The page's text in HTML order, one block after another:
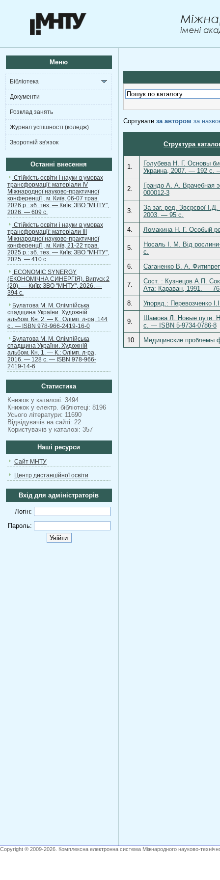
Меню
Бібліотека
Документи
Розклад занять
Журнал успішності (коледж)
Зворотній зв'язок
Останні внесення
Стійкість освіти і науки в умовах
трансформації: матеріали ІV
Міжнародної науково-практичної
конференції , м. Київ, 06-07 трав.
2026 р.: зб. тез. — Київ: ЗВО "МНТУ",
2026. — 609 с.
Стійкість освіти і науки в умовах
трансформації: матеріали ІІІ
Міжнародної науково-практичної
конференції , м. Київ, 21-22 трав.
2025 р.: зб. тез. — Київ: ЗВО "МНТУ",
2025. — 410 с.
ECONOMIC SYNERGY
(ЕКОНОМІЧНА СИНЕРГІЯ). Випуск 2
(20). — Київ: ЗВО "МНТУ", 2026. —
394 с.
Булатова М. М. Олімпійська
спадщина України. Художній
альбом. Кн. 2. — К.: Олімп. л-ра, 144
с.. — ISBN 978-966-2419-16-0
Булатова М. М. Олімпійська
спадщина України. Художній
альбом. Кн. 1. — К.: Олімп. л-ра,
2016. — 128 с. — ISBN 978-966-
2419-14-6
Статистика
Книжок у каталозі: 3494
Книжок у електр. бібліотеці: 8196
Усього літератури: 11690
Відвідувачів на сайті: 22
Користувачів у каталозі: 357
Наші ресурси
Сайт МНТУ
Центр дистанційної освіти
Вхід для адміністраторів
Логін:
Пароль:
Сортувати за автором за
Структура
1.
Голубева Н. Г. Основы
Украина, 2007. — 192 с.
2.
Грандо А. А. Врачебная
000012-3
3.
За заг. ред. Звєрєвої
2003. — 95 с.
4.
Ломакина Н. Г. Особый
5.
Носаль І. М. Від
c.
6.
Саганенко В. А.
7.
Сост. : Кузнецов А.П.
Ата: Караван, 1991. —
8.
Упоряд.: Перевозченко
9.
Шамова Л. Новые пути.
с. — ISBN 5-9734-0786-8
10.
Медицинские проблемы
Copyright ® 2009-2026. Комплексна електронна система Міжнародного науково-